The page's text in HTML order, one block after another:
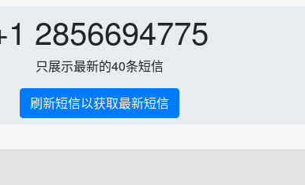
2856694775
只展示最新的40条短信
刷新短信以获取最新短信